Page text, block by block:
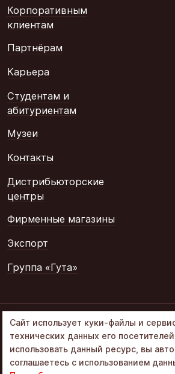
Корпоративным
клиентам
Партнёрам
Карьера
Студентам и
абитуриентам
Музеи
Контакты
Дистрибьюторские
центры
Фирменные магазины
Экспорт
Группа «Гута»
© 2002–2026
«Объединенные
кондитеры» в составе
Сайт использует куки-файлы и
технических данных его
использовать данный ресурс, вы
соглашаетесь с использованием